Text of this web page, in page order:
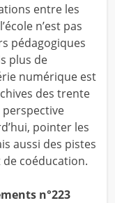
entre les
n’est pas
pédagogiques
plus de
numérique est
des trente
pointer les
aussi des pistes
coéducation.
n°223